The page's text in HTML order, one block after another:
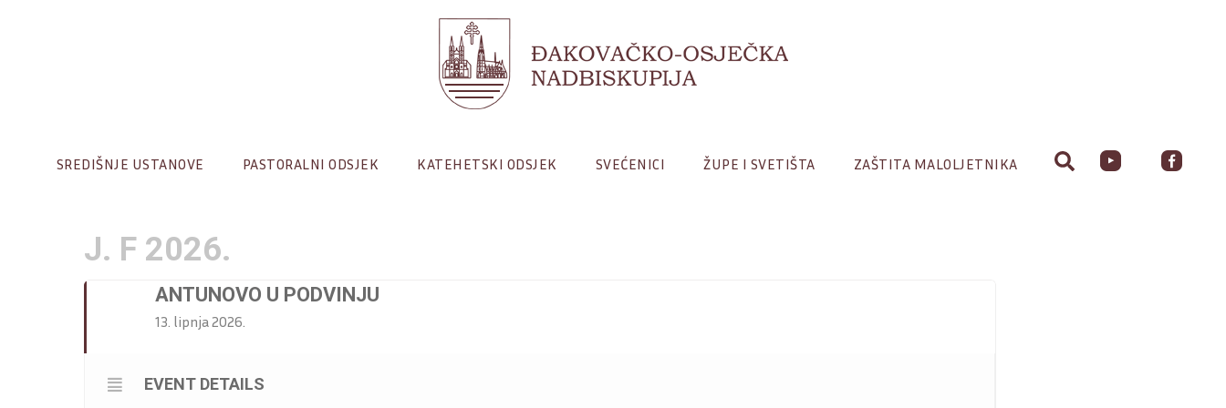
SREDIŠNJE USTANOVE PASTORALNI ODSJEK KATEHETSKI ODSJEK SVEĆENICI ŽUPE I SVETIŠTA ZAŠTITA MALOLJETNIKA
J. F 2026.
ANTUNOVO U PODVINJU
13. lipnja 2026.
EVENT DETAILS